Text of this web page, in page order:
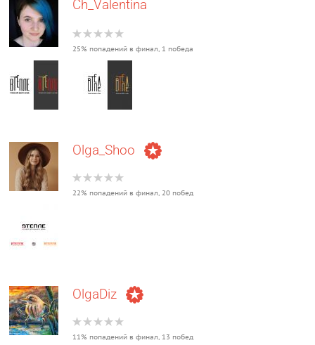
Ch_Valentina
25% попадений в финал, 1 победа
Olga_Shoo
22% попадений в финал, 20 побед
OlgaDiz
11% попадений в финал, 13 побед